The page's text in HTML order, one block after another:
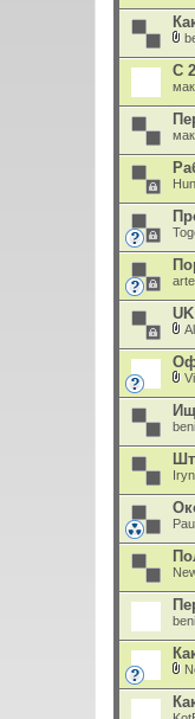
л
о
ж
е
н
и
л
о
ж
е
н
и
С
л
о
ж
е
н
и
л
о
ж
е
н
и
л
о